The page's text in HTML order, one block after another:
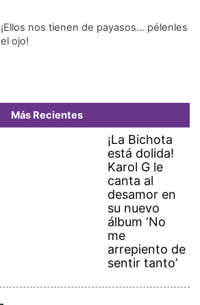
¡Ellos nos tienen de payasos… pélenles
el ojo!
Más Recientes
¡La Bichota
está dolida!
Karol G le
canta al
desamor en
su nuevo
álbum ‘No
me
arrepiento de
sentir tanto’